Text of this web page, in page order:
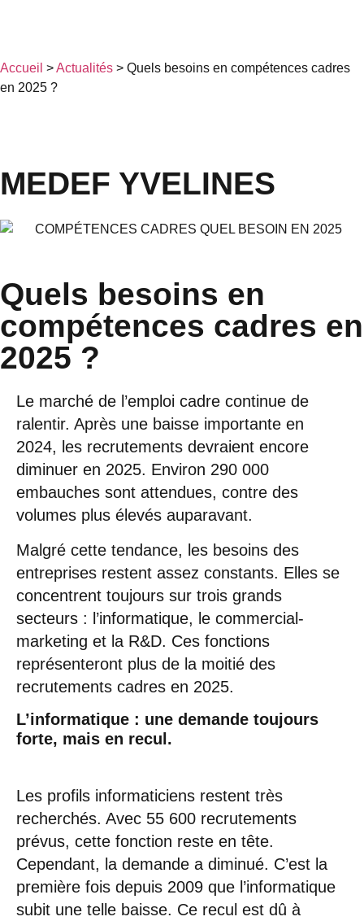
Accueil >Actualités > Quels besoins en compétences cadres
en 2025 ?
MEDEF YVELINES
Quels besoins en
compétences cadres en
2025 ?
Le marché de l’emploi cadre continue de
ralentir. Après une baisse importante en
2024, les recrutements devraient encore
diminuer en 2025. Environ 290 000
embauches sont attendues, contre des
volumes plus élevés auparavant.
Malgré cette tendance, les besoins des
entreprises restent assez constants. Elles se
concentrent toujours sur trois grands
secteurs : l’informatique, le commercial-
marketing et la R&D. Ces fonctions
représenteront plus de la moitié des
recrutements cadres en 2025.
L’informatique : une demande toujours
forte, mais en recul.
Les profils informaticiens restent très
recherchés. Avec 55 600 recrutements
prévus, cette fonction reste en tête.
Cependant, la demande a diminué. C’est la
première fois depuis 2009 que l’informatique
subit une telle baisse. Ce recul est dû à